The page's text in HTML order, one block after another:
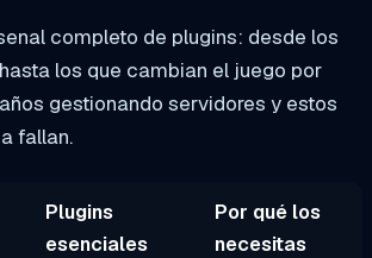
completo de plugins: desde los
los que cambian el juego por
gestionando servidores y estos
fallan.
Plugins
esenciales
Por qué los
necesitas